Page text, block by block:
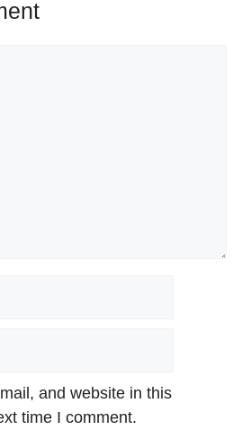
and website in this
time I comment.